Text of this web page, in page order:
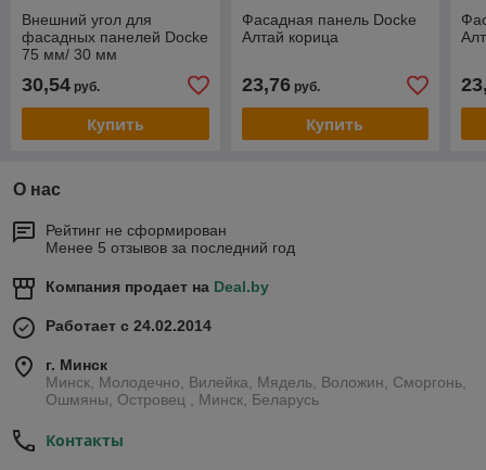
Внешний угол для
фасадных панелей Docke
75 мм/ 30 мм
30,54 руб.
Купить
Фасадная панель Docke
Алтай корица
23,76руб.
Купить
О нас
Рейтинг не сформирован
Менее 5 отзывов за последний год
Компания продает на Deal.by
Работает с 24.02.2014
г. Минск
Минск, Молодечно, Вилейка, Мядель, Воложин, Сморгонь,
Ошмяны, Островец , Минск, Беларусь
Контакты